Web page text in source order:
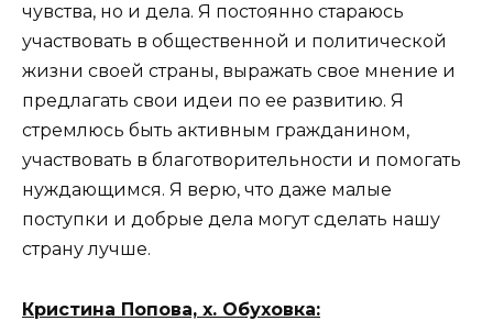
чувства, но и дела. Я постоянно стараюсь
участвовать в общественной и политической
жизни своей страны, выражать свое мнение и
предлагать свои идеи по ее развитию. Я
стремлюсь быть активным гражданином,
участвовать в благотворительности и помогать
нуждающимся. Я верю, что даже малые
поступки и добрые дела могут сделать нашу
страну лучше.
Кристина Попова, х. Обуховка: